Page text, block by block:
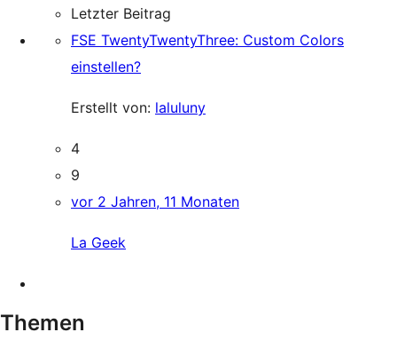
Letzter Beitrag
FSE TwentyTwentyThree: Custom Colors
einstellen?
Erstellt von: laluluny
4
9
vor 2 Jahren, 11 Monaten
La Geek
Themen